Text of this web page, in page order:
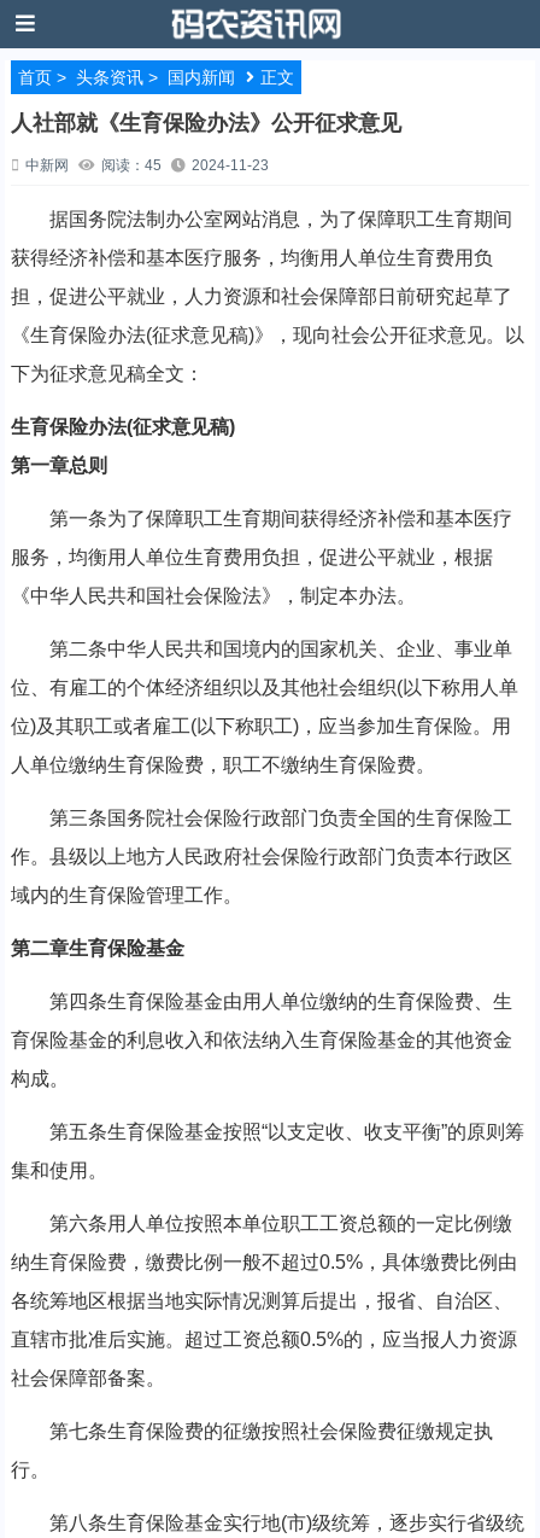
首页> 头条资讯> 国内新闻 正文
人社部就《生育保险办法》公开征求意见
中新网 阅读：45 2024-11-23
据国务院法制办公室网站消息，为了保障职工生育期间
获得经济补偿和基本医疗服务，均衡用人单位生育费用负
担，促进公平就业，人力资源和社会保障部日前研究起草了
《生育保险办法(征求意见稿)》，现向社会公开征求意见。以
下为征求意见稿全文：
生育保险办法(征求意见稿)
第一章总则
第一条为了保障职工生育期间获得经济补偿和基本医疗
服务，均衡用人单位生育费用负担，促进公平就业，根据
《中华人民共和国社会保险法》，制定本办法。
第二条中华人民共和国境内的国家机关、企业、事业单
位、有雇工的个体经济组织以及其他社会组织(以下称用人单
位)及其职工或者雇工(以下称职工)，应当参加生育保险。用
人单位缴纳生育保险费，职工不缴纳生育保险费。
第三条国务院社会保险行政部门负责全国的生育保险工
作。县级以上地方人民政府社会保险行政部门负责本行政区
域内的生育保险管理工作。
第二章生育保险基金
第四条生育保险基金由用人单位缴纳的生育保险费、生
育保险基金的利息收入和依法纳入生育保险基金的其他资金
构成。
第五条生育保险基金按照“以支定收、收支平衡”的原则筹
集和使用。
第六条用人单位按照本单位职工工资总额的一定比例缴
纳生育保险费，缴费比例一般不超过0.5%，具体缴费比例由
各统筹地区根据当地实际情况测算后提出，报省、自治区、
直辖市批准后实施。超过工资总额0.5%的，应当报人力资源
社会保障部备案。
第七条生育保险费的征缴按照社会保险费征缴规定执
行。
第八条生育保险基金实行地(市)级统筹，逐步实行省级统